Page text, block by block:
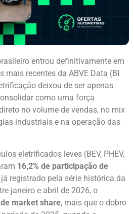
entrou definitivamente em
mais recentes da ABVE Data (BI
deixou de ser apenas
como uma força
no volume de vendas, no mix
industriais e na operação das
eletrificados leves (BEV, PHEV,
16,2% de participação de
registrado pela série histórica da
janeiro e abril de 2026, o
de market share, mais que o dobro